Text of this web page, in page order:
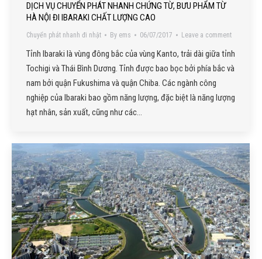
DỊCH VỤ CHUYỂN PHÁT NHANH CHỨNG TỪ, BƯU PHẨM TỪ
HÀ NỘI ĐI IBARAKI CHẤT LƯỢNG CAO
Chuyển phát nhanh đi nhật By ems 06/07/2017 Leave a comment
Tỉnh Ibaraki là vùng đông bắc của vùng Kanto, trải dài giữa tỉnh
Tochigi và Thái Bình Dương. Tỉnh được bao bọc bởi phía bắc và
nam bởi quận Fukushima và quận Chiba. Các ngành công
nghiệp của Ibaraki bao gồm năng lượng, đặc biệt là năng lượng
hạt nhân, sản xuất, cũng như các…